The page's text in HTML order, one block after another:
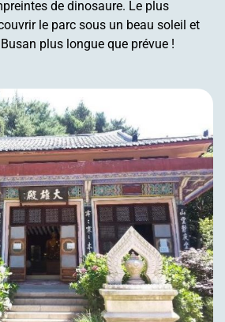
de dinosaure. Le plus
le parc sous un beau soleil et
plus longue que prévue !